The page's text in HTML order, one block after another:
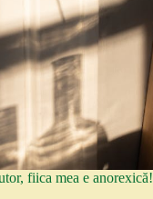
fiica mea e anorexică!